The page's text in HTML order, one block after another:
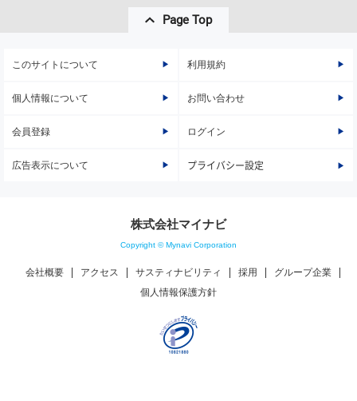
Page Top
このサイトについて 利用規約
個人情報について お問い合わせ
会員登録 ログイン
広告表示について プライバシー設定
株式会社マイナビ
Copyright © Mynavi Corporation
会社概要 アクセス サスティナビリティ 採用
グループ企業
個人情報保護方針